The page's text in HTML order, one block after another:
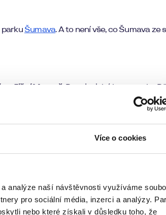
Více o cookies
analýze naší návštěvnosti využíváme
pro sociální média, inzerci a analýzy.
nebo které získali v důsledku toho, že
Šumava. A to není vše, co Šumava
na Jižní Moravě . Dunajovické kopce nebo
akce. O těch na
Jižní Moravě
, necelou hodinu od Brna,najdete vyžití na
farmu v Doubravici.
většině z nich těšit na něco speciálního.